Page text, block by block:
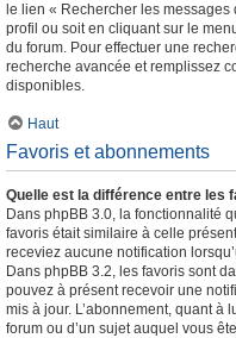
le lien « Rechercher les
profil ou soit en cliquant sur le
du forum. Pour effectuer une
recherche avancée et remplissez
disponibles.
Haut
Favoris et abonnements
Quelle est la différence entre les
Dans phpBB 3.0, la fonctionnalité
favoris était similaire à celle
receviez aucune notification
Dans phpBB 3.2, les favoris sont
pouvez à présent recevoir une
mis à jour. L’abonnement, quant à
forum ou d’un sujet auquel vous